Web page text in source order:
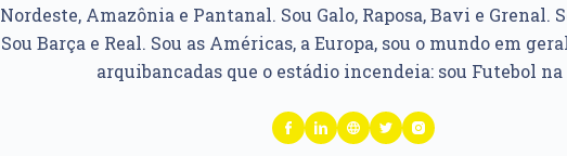
Nordeste, Amazônia e Pantanal. Sou Galo, Raposa, Bavi e Grenal.
Sou Barça e Real. Sou as Américas, a Europa, sou o mundo em
arquibancadas que o estádio incendeia: sou Futebol na